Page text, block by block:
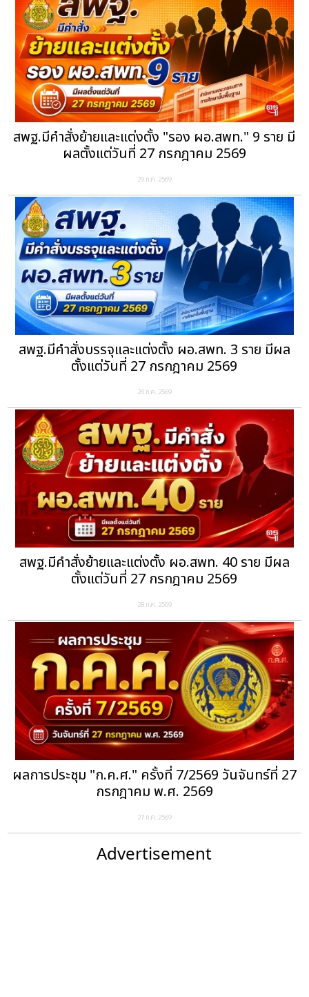
สพฐ.มีคำสั่งย้ายและแต่งตั้ง "รอง ผอ.สพท." 9 ราย มี
ผลตั้งแต่วันที่ 27 กรกฎาคม 2569
29 ก.ค. 2569
สพฐ.มีคำสั่งบรรจุและแต่งตั้ง ผอ.สพท. 3 ราย มีผล
ตั้งแต่วันที่ 27 กรกฎาคม 2569
28 ก.ค. 2569
สพฐ.มีคำสั่งย้ายและแต่งตั้ง ผอ.สพท. 40 ราย มีผล
ตั้งแต่วันที่ 27 กรกฎาคม 2569
28 ก.ค. 2569
ผลการประชุม "ก.ค.ศ." ครั้งที่ 7/2569 วันจันทร์ที่ 27
กรกฎาคม พ.ศ. 2569
27 ก.ค. 2569
Advertisement